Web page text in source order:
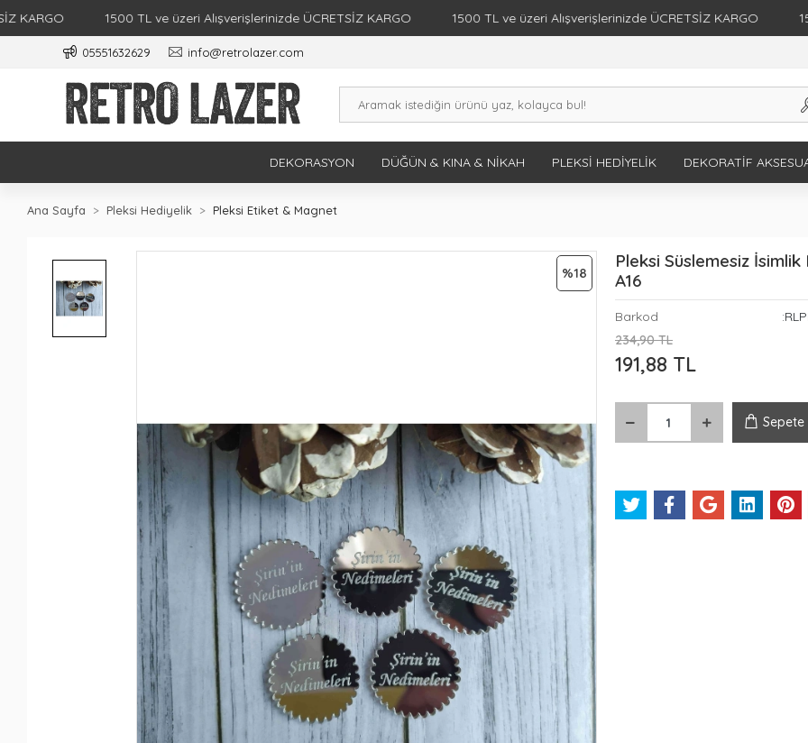
1500 TL ve üzeri Alışverişlerinizde ÜCRETSİZ KARGO 1500 TL ve üzeri Alışverişlerinizde ÜCRETSİZ KARGO 1500 TL
05551632629 info@retrolazer.com
DEKORASYON DÜĞÜN & KINA & NIKAH PLEKSI HEDIYELIK DEKORATIF
Ana Sayfa Pleksi Hediyelik Pleksi Etiket & Magnet
%18
Pleksi Süslemesiz
A16
Barkod
234,90 TL
191,88 TL
Sepete